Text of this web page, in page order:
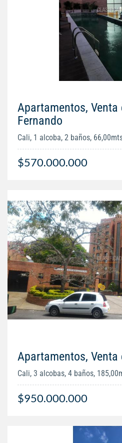
Apartamentos, Venta
Fernando
Cali, 1 alcoba, 2 baños,
$570.000.000
Apartamentos,
Cali, 3 alcobas, 4 baños,
$950.000.000